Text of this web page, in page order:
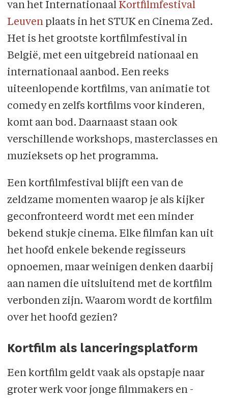
van het Internationaal Kortfilmfestival
Leuvenplaats in het STUK en Cinema Zed.
Het is het grootste kortfilmfestival in
België, met een uitgebreid nationaal en
internationaal aanbod. Een reeks
uiteenlopende kortfilms, van animatie tot
comedy en zelfs kortfilms voor kinderen,
komt aan bod. Daarnaast staan ook
verschillende workshops, masterclasses en
muzieksets op het programma.
Een kortfilmfestival blijft een van de
zeldzame momenten waarop je als kijker
geconfronteerd wordt met een minder
bekend stukje cinema. Elke filmfan kan uit
het hoofd enkele bekende regisseurs
opnoemen, maar weinigen denken daarbij
aan namen die uitsluitend met de kortfilm
verbonden zijn. Waarom wordt de kortfilm
over het hoofd gezien?
Kortfilm als lanceringsplatform
Een kortfilm geldt vaak als opstapje naar
groter werk voor jonge filmmakers en -